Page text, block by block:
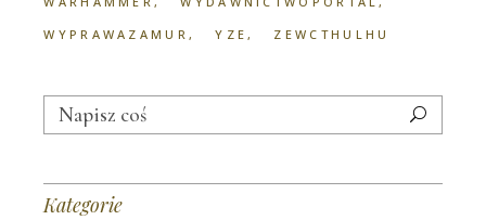
WYPRAWAZAMUR
YZE ZEWCTHULHU
Search
for:
Kategorie